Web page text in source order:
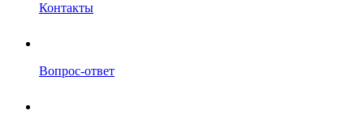
Контакты
Вопрос-ответ